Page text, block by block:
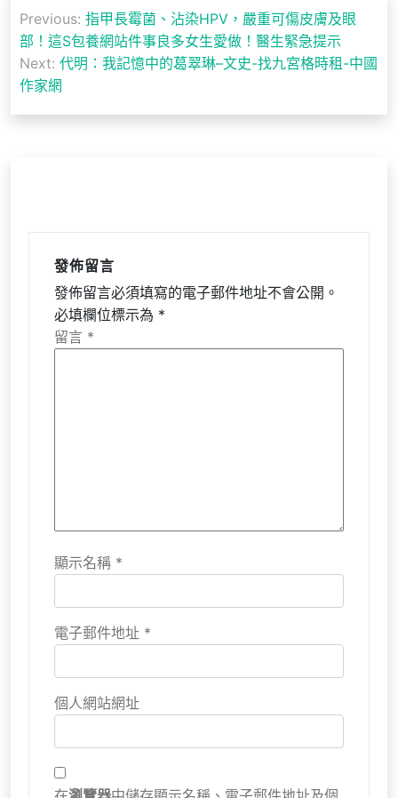
章
導
覽
Previous: 指甲長霉菌、沾染HPV，嚴重可傷皮膚及眼
部！這S包養網站件事良多女生愛做！醫生緊急提示
Next: 代明：我記憶中的葛翠琳–文史-找九宮格時租-中國
作家網
發佈留言
發佈留言必須填寫的電子郵件地址不會公開。
必填欄位標示為 *
留言 *
顯示名稱 *
電子郵件地址 *
個人網站網址